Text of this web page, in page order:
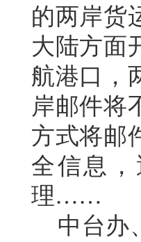
的两岸货
大陆方面
航港口，
岸邮件将
方式将邮
全信息
理……
中台办